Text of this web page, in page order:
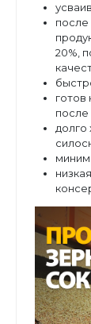
после
20%,
готов
после
долго